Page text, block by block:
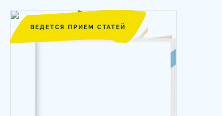
ВЕДЕТСЯ ПРИЕМ СТАТЕЙ